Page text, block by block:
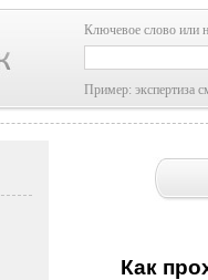
Ключевое слово или
Пример: экспертиза
Как